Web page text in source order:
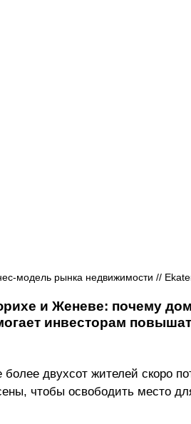
модель рынка недвижимости //
и Женеве: почему
инвесторам
двухсот жителей скоро
чтобы освободить место